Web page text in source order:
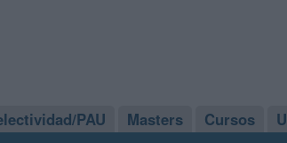
PAU Masters Cursos